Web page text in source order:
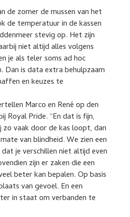
de zomer de mussen van het
de temperatuur in de kassen
stevig op. Het zijn
niet altijd alles volgens
je als teler soms ad hoc
Dan is data extra behulpzaam
en keuzes te
Marco en René op den
Royal Pride. “En dat is fijn,
vaak door de kas loopt, dan
van blindheid. We zien een
je verschillen niet altijd even
zijn er zaken die een
beter kan bepalen. Op basis
van gevoel. En een
in staat om verbanden te